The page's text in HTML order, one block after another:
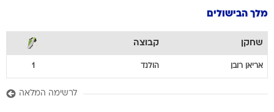
מלך הבישולים
שחקן קבוצה
אריאן רובן הולנד 1
לרשימה המלאה